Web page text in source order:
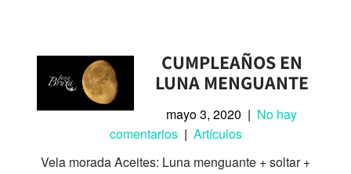
CUMPLEAÑOS EN
LUNA MENGUANTE
mayo 3, 2020 | No hay
comentarios | Artículos
Vela morada Aceites: Luna menguante + soltar +